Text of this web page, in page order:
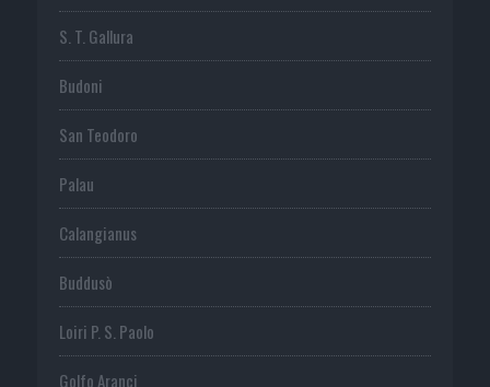
S. T. Gallura
Budoni
San Teodoro
Palau
Calangianus
Buddusò
Loiri P. S. Paolo
Golfo Aranci